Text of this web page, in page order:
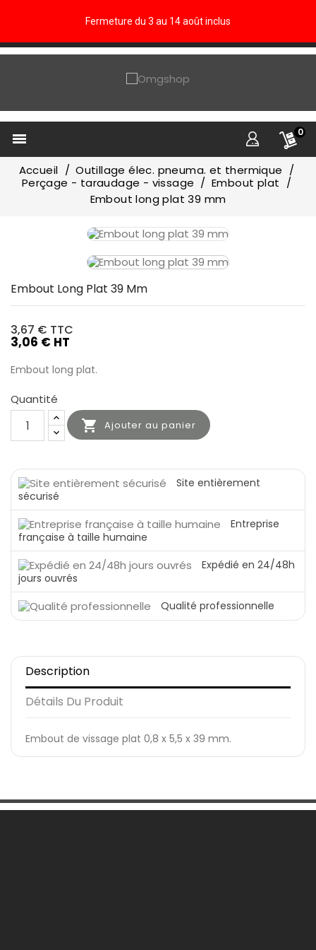
Fermeture du 3 au 14 août inclus
 0
Accueil
Outillage élec. pneuma. et thermique
Perçage - taraudage - vissage
Embout plat
Embout long plat 39 mm
Embout Long Plat 39 Mm
3,67 € TTC
3,06 € HT
Embout long plat.
Quantité
 Ajouter au panier
Site entièrement
sécurisé
Entreprise
française à taille humaine
Expédié en 24/48h
jours ouvrés
Qualité professionnelle
Description
Détails Du Produit
Embout de vissage plat 0,8 x 5,5 x 39 mm.